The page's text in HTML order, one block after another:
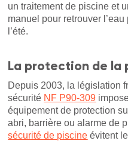
un traitement de piscine et
manuel pour retrouver
l’été.
La protection de la
Depuis 2003, la législation
sécurité NF P90-309
équipement de protection
abri, barrière ou alarme de
sécurité de piscine évitent